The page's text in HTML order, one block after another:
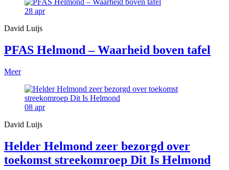
28 apr
David Luijs
PFAS Helmond – Waarheid boven tafel
Meer
08 apr
David Luijs
Helder Helmond zeer bezorgd over
toekomst streekomroep Dit Is Helmond